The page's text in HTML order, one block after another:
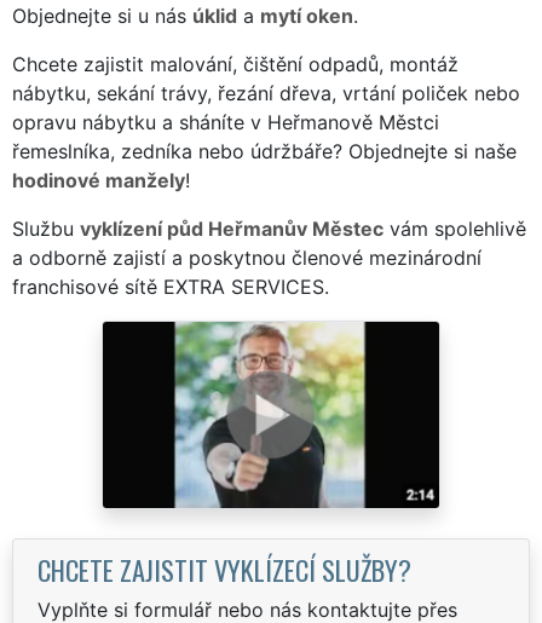
Objednejte si u nás úklid a mytí oken.
Chcete zajistit malování, čištění odpadů, montáž
nábytku, sekání trávy, řezání dřeva, vrtání poliček nebo
opravu nábytku a sháníte v Heřmanově Městci
řemeslníka, zedníka nebo údržbáře? Objednejte si naše
hodinové manžely!
Službu vyklízení půd Heřmanův Městec vám spolehlivě
a odborně zajistí a poskytnou členové mezinárodní
franchisové sítě EXTRA SERVICES.
CHCETE ZAJISTIT VYKLÍZECÍ SLUŽBY?
Vyplňte si formulář nebo nás kontaktujte přes